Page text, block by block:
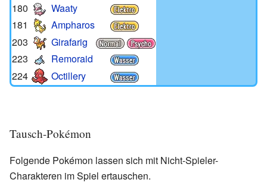
180
Waaty
181
Ampharos
203
Girafarig
223
Remoraid
224
Octillery
Tausch-Pokémon
Folgende Pokémon lassen sich mit Nicht-Spieler-
Charakteren im Spiel ertauschen.